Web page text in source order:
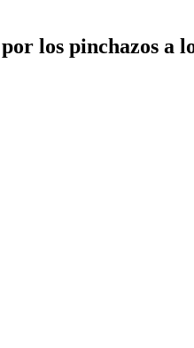
los pinchazos a